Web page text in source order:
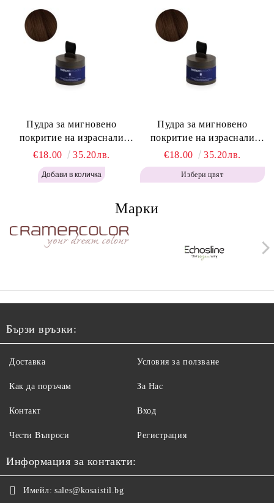
Пудра за мигновено
покритие на израснали
корени Топло Кафяво -
Labor Pro Instant Retouch
Powder - Warm Brown H643
€18.00 35.20лв.
Пудра за мигновено
покритие на израснали
корени Кафяво - Labor Pro
Instant Retouch Powder -
Brown H642
€18.00 35.20лв.
Избери цвят
Марки
Бързи връзки:
Доставка
Как да поръчам
Контакт
Чести Въпроси
Условия за ползване
За Нас
Вход
Регистрация
Информация за контакти:
Имейл: sales@kosaistil.bg